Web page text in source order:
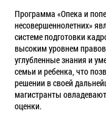
Программа «Опека и
несовершеннолетних»
системе подготовки
высоким уровнем
углубленные знания и
семьи и ребенка, что
решении в своей
магистранты
оценки.